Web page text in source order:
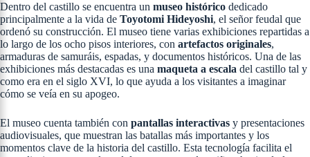
Dentro del castillo se encuentra un museo histórico dedicado
principalmente a la vida de Toyotomi Hideyoshi, el señor feudal que
ordenó su construcción. El museo tiene varias exhibiciones repartidas a
lo largo de los ocho pisos interiores, con artefactos originales,
armaduras de samuráis, espadas, y documentos históricos. Una de las
exhibiciones más destacadas es una maqueta a escala del castillo tal y
como era en el siglo XVI, lo que ayuda a los visitantes a imaginar
cómo se veía en su apogeo​.
El museo cuenta también con pantallas interactivas y presentaciones
audiovisuales, que muestran las batallas más importantes y los
momentos clave de la historia del castillo. Esta tecnología facilita el